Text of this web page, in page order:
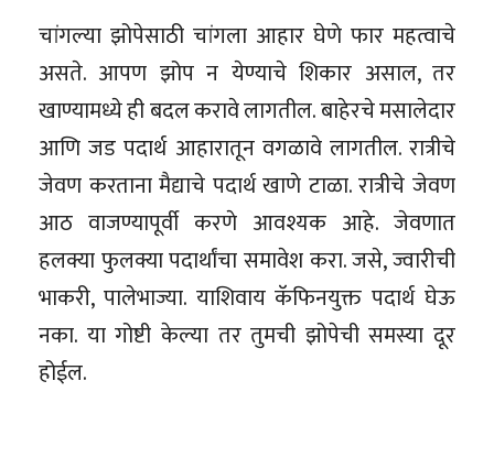
चांगल्या झोपेसाठी चांगला आहार घेणे फार महत्वाचे
असते. आपण झोप न येण्याचे शिकार असाल, तर
खाण्यामध्ये ही बदल करावे लागतील. बाहेरचे मसालेदार
आणि जड पदार्थ आहारातून वगळावे लागतील. रात्रीचे
जेवण करताना मैद्याचे पदार्थ खाणे टाळा. रात्रीचे जेवण
आठ वाजण्यापूर्वी करणे आवश्यक आहे. जेवणात
हलक्या फुलक्या पदार्थांचा समावेश करा. जसे, ज्वारीची
भाकरी, पालेभाज्या. याशिवाय कॅफिनयुक्त पदार्थ घेऊ
नका. या गोष्टी केल्या तर तुमची झोपेची समस्या दूर
होईल.